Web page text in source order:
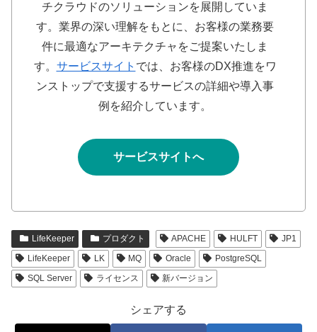
チクラウドのソリューションを展開していま
す。業界の深い理解をもとに、お客様の業務要
件に最適なアーキテクチャをご提案いたしま
す。 サービスサイト では、お客様のDX推進をワ
ンストップで支援するサービスの詳細や導入事
例を紹介しています。
サービスサイトへ
LifeKeeper プロダクト APACHE HULFT
JP1
LifeKeeper
LK MQ Oracle
PostgreSQL
SQL Server
ライセンス 新バージョン
シェアする